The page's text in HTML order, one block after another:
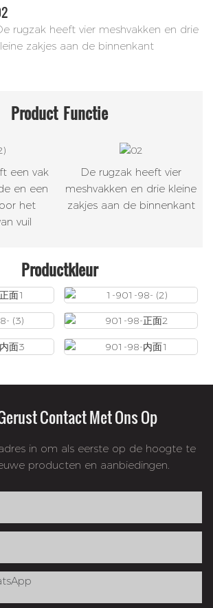
rugzak heeft vier meshvakken en drie
zakjes aan de binnenkant
Product Functie
een vak
en een
het
vuil
De rugzak heeft vier
meshvakken en drie kleine
zakjes aan de binnenkant
Productkleur
Contact Met Ons Op
in om als eerste op de hoogte te
producten en aanbiedingen.